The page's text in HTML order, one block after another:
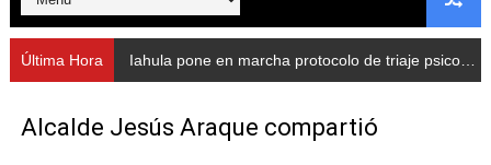
Balance semestral impulsa inclusión y atención a
Plan Vacacional Comunitario “Ríe 2026” recorre las
Alcaldía del Municipio Libertador realizó una jornada
Última Hora Iahula pone en marcha protocolo de triaje psicosocial para atender a rescatistas
Alcalde Jesús Araque compartió